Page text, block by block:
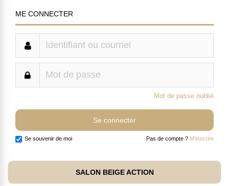
ME CONNECTER
Mot de passe oublié
Se souvenir de moi Pas de compte ? M'inscrire
SALON BEIGE ACTION